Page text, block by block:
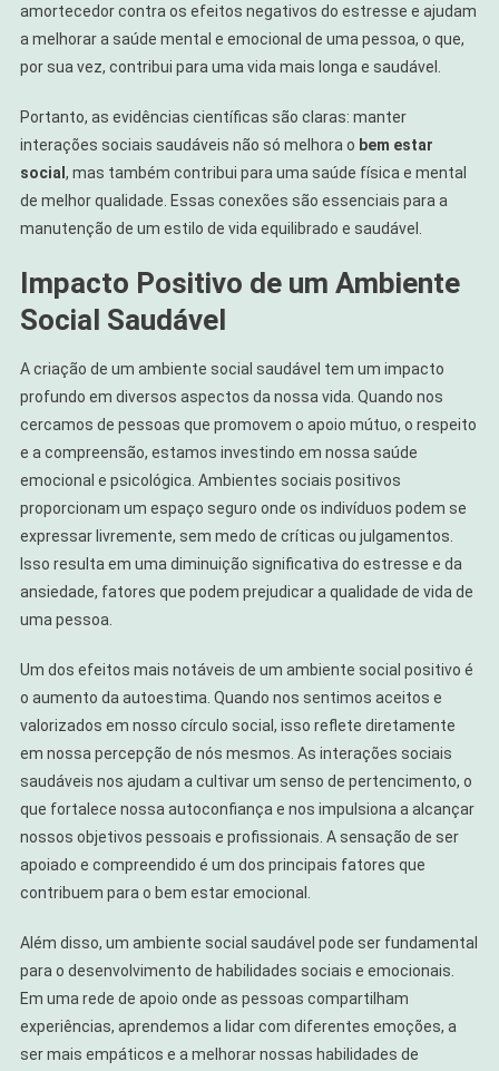
amortecedor contra os efeitos negativos do estresse e ajudam
a melhorar a saúde mental e emocional de uma pessoa, o que,
por sua vez, contribui para uma vida mais longa e saudável.
Portanto, as evidências científicas são claras: manter
interações sociais saudáveis não só melhora o bem estar
social , mas também contribui para uma saúde física e mental
de melhor qualidade. Essas conexões são essenciais para a
manutenção de um estilo de vida equilibrado e saudável.
Impacto Positivo de um Ambiente
Social Saudável
A criação de um ambiente social saudável tem um impacto
profundo em diversos aspectos da nossa vida. Quando nos
cercamos de pessoas que promovem o apoio mútuo, o respeito
e a compreensão, estamos investindo em nossa saúde
emocional e psicológica. Ambientes sociais positivos
proporcionam um espaço seguro onde os indivíduos podem se
expressar livremente, sem medo de críticas ou julgamentos.
Isso resulta em uma diminuição significativa do estresse e da
ansiedade, fatores que podem prejudicar a qualidade de vida de
uma pessoa.
Um dos efeitos mais notáveis de um ambiente social positivo é
o aumento da autoestima. Quando nos sentimos aceitos e
valorizados em nosso círculo social, isso reflete diretamente
em nossa percepção de nós mesmos. As interações sociais
saudáveis nos ajudam a cultivar um senso de pertencimento, o
que fortalece nossa autoconfiança e nos impulsiona a alcançar
nossos objetivos pessoais e profissionais. A sensação de ser
apoiado e compreendido é um dos principais fatores que
contribuem para o bem estar emocional.
Além disso, um ambiente social saudável pode ser fundamental
para o desenvolvimento de habilidades sociais e emocionais.
Em uma rede de apoio onde as pessoas compartilham
experiências, aprendemos a lidar com diferentes emoções, a
ser mais empáticos e a melhorar nossas habilidades de